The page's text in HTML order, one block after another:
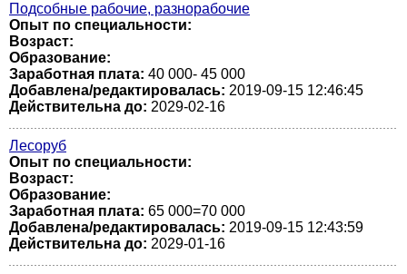
Подсобные рабочие, разнорабочие
Опыт по специальности:
Возраст:
Образование:
Заработная плата: 40 000- 45 000
Добавлена/редактировалась: 2019-09-15 12:46:45
Действительна до: 2029-02-16
Лесоруб
Опыт по специальности:
Возраст:
Образование:
Заработная плата: 65 000=70 000
Добавлена/редактировалась: 2019-09-15 12:43:59
Действительна до: 2029-01-16